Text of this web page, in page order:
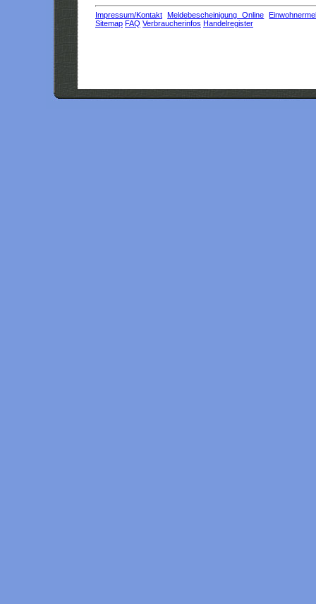
Impressum/Kontakt Meldebescheinigung Online
Sitemap FAQ Verbraucherinfos Handelregister